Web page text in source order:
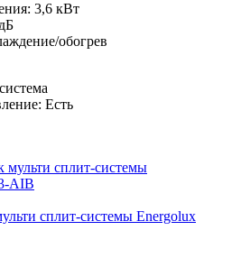
3,6 кВт
обогрев
Есть
сплит-системы Energolux